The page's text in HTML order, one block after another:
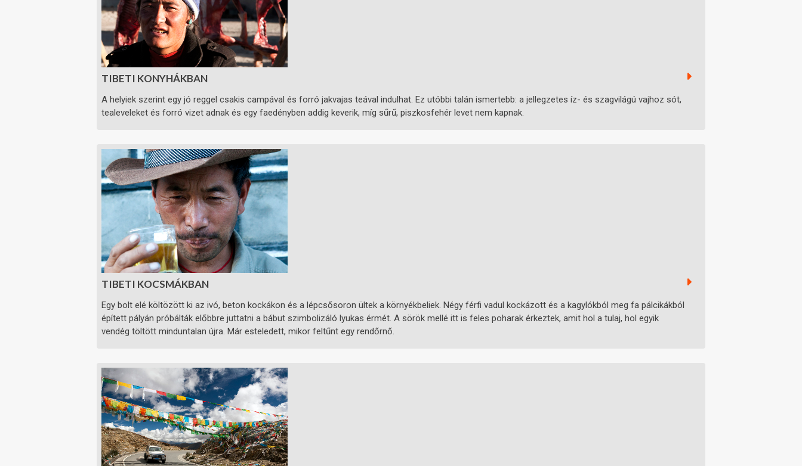
TIBETI KONYHÁKBAN
A helyiek szerint egy jó reggel csakis campával és forró jakvajas teával indulhat. Ez utóbbi talán ismertebb: a jellegzetes íz- és szagvilágú vajhoz sót,
tealeveleket és forró vizet adnak és egy faedényben addig keverik, míg sűrű, piszkosfehér levet nem kapnak.
TIBETI KOCSMÁKBAN
Egy bolt elé költözött ki az ivó, beton kockákon és a lépcsősoron ültek a környékbeliek. Négy férfi vadul kockázott és a kagylókból meg fa pálcikákból
épített pályán próbálták előbbre juttatni a bábut szimbolizáló lyukas érmét. A sörök mellé itt is feles poharak érkeztek, amit hol a tulaj, hol egyik
vendég töltött minduntalan újra. Már esteledett, mikor feltűnt egy rendőrnő.